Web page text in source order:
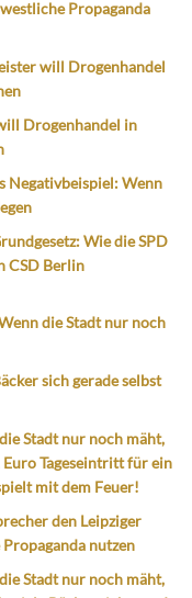
Propaganda
will Drogenhandel
Drogenhandel in
Negativbeispiel: Wenn
Wie die SPD
CSD Berlin
die Stadt nur noch
sich gerade selbst
Stadt nur noch mäht,
Euro Tageseintritt für ein
mit dem Feuer!
den Leipziger
nutzen
Stadt nur noch mäht,